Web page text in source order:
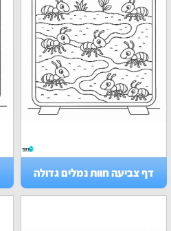
דף צביעה חוות נמלים גדולה